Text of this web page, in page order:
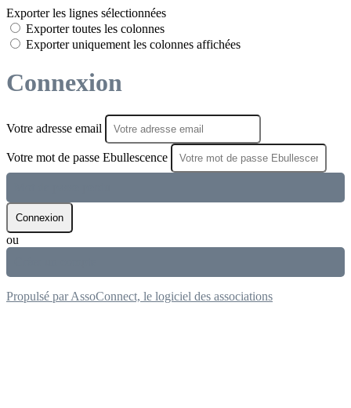
Exporter les lignes sélectionnées
Exporter toutes les colonnes
Exporter uniquement les colonnes affichées
Connexion
Votre adresse email
Votre mot de passe Ebullescence
Connexion
ou
Propulsé par AssoConnect, le logiciel des associations